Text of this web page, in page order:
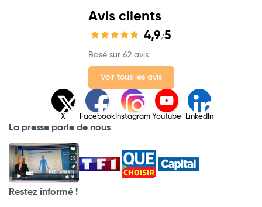
Avis clients
4,9/5
Basé sur 62 avis.
Voir tous les avis
X Facebook Instagram Youtube LinkedIn
La presse parle de nous
Restez informé !